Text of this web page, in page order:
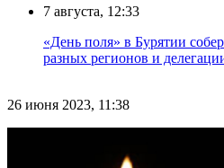
7 августа, 12:33
«День поля» в Бурятии
разных регионов и
26 июня 2023, 11:38